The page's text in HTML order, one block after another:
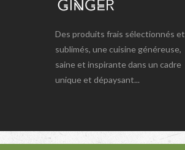
Des produits frais sélectionnés et
sublimés, une cuisine généreuse,
saine et inspirante dans un cadre
unique et dépaysant...